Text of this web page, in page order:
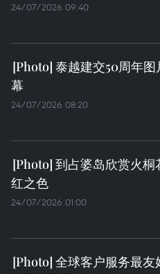
24/07/2026 09:40
泰越建交50周年
幕
24/07/2026 08:20
到占婆岛欣赏火桐
红之色
24/07/2026 01:00
全球客户服务最友